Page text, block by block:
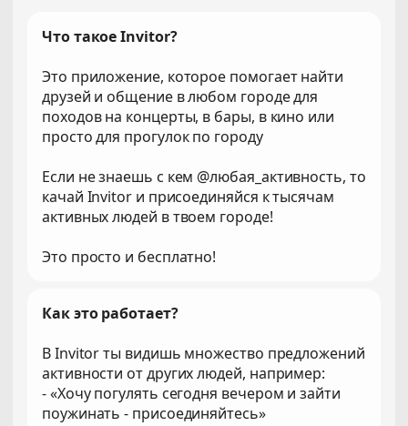
Что такое Invitor?
Это приложение, которое помогает найти
друзей и общение в любом городе для
походов на концерты, в бары, в кино или
просто для прогулок по городу
Если не знаешь с кем @любая_активность, то
качай Invitor и присоединяйся к тысячам
активных людей в твоем городе!
Это просто и бесплатно!
Как это работает?
В Invitor ты видишь множество предложений
активности от других людей, например:
- «Хочу погулять сегодня вечером и зайти
поужинать - присоединяйтесь»